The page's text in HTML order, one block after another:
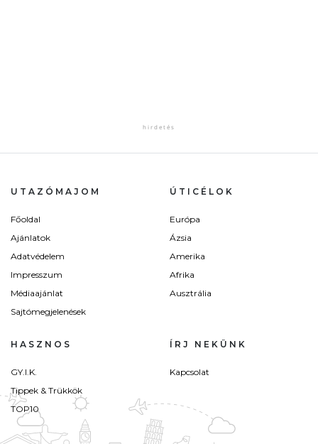
UTAZÓMAJOM
Főoldal
Ajánlatok
Adatvédelem
Impresszum
Médiaajánlat
Sajtómegjelenések
ÚTICÉLOK
Európa
Ázsia
Amerika
Afrika
Ausztrália
HASZNOS
GY.I.K.
Tippek & Trükkök
TOP10
ÍRJ NEKÜNK
Kapcsolat